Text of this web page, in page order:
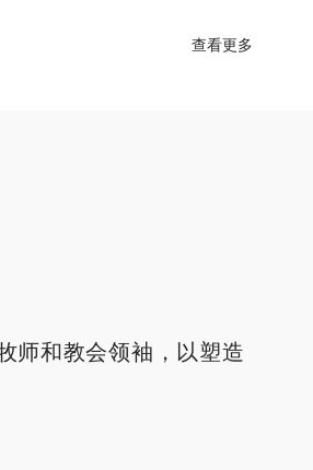
查看更多
师和教会领袖，以塑造